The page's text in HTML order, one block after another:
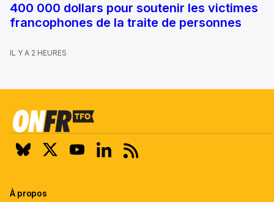
400 000 dollars pour soutenir les victimes
francophones de la traite de personnes
IL Y A 2 HEURES
À propos